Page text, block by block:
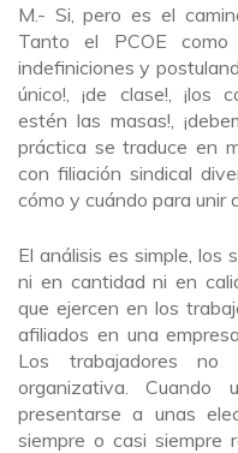
M.- Si, pero es el
Tanto el PCOE
indefiniciones y
único!, ¡de clase!, ¡los
estén las masas!,
práctica se traduce en
con filiación sindical
cómo y cuándo para unir
El análisis es simple, los
ni en cantidad ni en
que ejercen en los
afiliados en una
Los trabajadores no
organizativa. Cuando
presentarse a unas
siempre o casi siempre